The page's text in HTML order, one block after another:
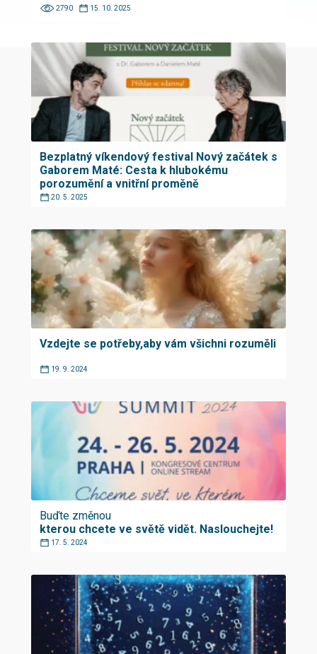
2790 15. 10. 2025
Bezplatný víkendový festival Nový začátek s
Gaborem Maté: Cesta k hlubokému
porozumění a vnitřní proměně
20. 5. 2025
Vzdejte se potřeby,aby vám všichni rozuměli
19. 9. 2024
Buďte změnou
kterou chcete ve světě vidět. Naslouchejte!
17. 5. 2024